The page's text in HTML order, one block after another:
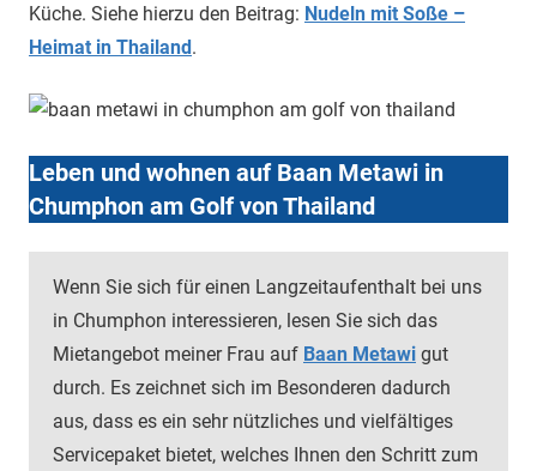
Küche. Siehe hierzu den Beitrag: Nudeln mit Soße –
Heimat in Thailand.
Leben und wohnen auf Baan Metawi in
Chumphon am Golf von Thailand
Wenn Sie sich für einen Langzeitaufenthalt bei uns
in Chumphon interessieren, lesen Sie sich das
Mietangebot meiner Frau auf Baan Metawi gut
durch. Es zeichnet sich im Besonderen dadurch
aus, dass es ein sehr nützliches und vielfältiges
Servicepaket bietet, welches Ihnen den Schritt zum